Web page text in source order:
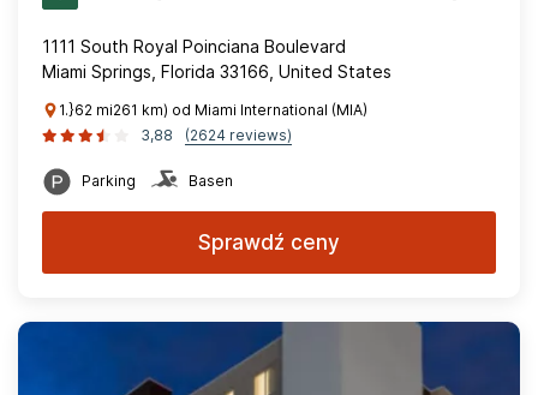
1111 South Royal Poinciana Boulevard
Miami Springs, Florida 33166, United States
1.}62 mi261 km) od Miami International (MIA)
3,88
(2624 reviews)
Parking Basen
Sprawdź ceny